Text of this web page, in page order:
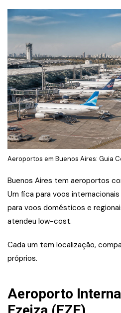
Aeroportos em Buenos Aires: Guia
Buenos Aires tem aeroportos
Um fica para voos
para voos domésticos e
atendeu low-cost.
Cada um tem localização,
próprios.
Aeroporto